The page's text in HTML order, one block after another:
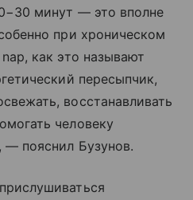
минут — это вполне
при хроническом
как это называют
пересыпчик,
восстанавливать
человеку
— пояснил Бузунов.